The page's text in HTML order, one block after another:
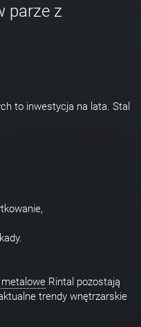
parze z
to inwestycja na lata. Stal
Rintal pozostają
trendy wnętrzarskie